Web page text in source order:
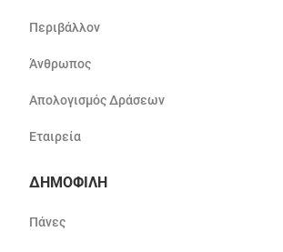
Περιβάλλον
Άνθρωπος
Απολογισμός Δράσεων
Εταιρεία
ΔΗΜΟΦΙΛΗ
Πάνες